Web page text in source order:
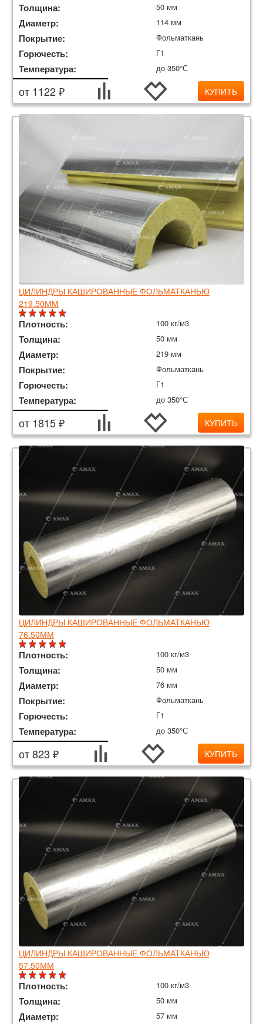
Толщина: 50 мм
Диаметр: 114 мм
Покрытие: Фольматкань
Горючесть: Г1
Температура: до 350°С
от 1122 ₽ КУПИТЬ
ЦИЛИНДРЫ КАШИРОВАННЫЕ ФОЛЬМАТКАНЬЮ
219.50ММ
Плотность: 100 кг/м3
Толщина: 50 мм
Диаметр: 219 мм
Покрытие: Фольматкань
Горючесть: Г1
Температура: до 350°С
от 1815 ₽ КУПИТЬ
ЦИЛИНДРЫ КАШИРОВАННЫЕ ФОЛЬМАТКАНЬЮ
76.50ММ
Плотность: 100 кг/м3
Толщина: 50 мм
Диаметр: 76 мм
Покрытие: Фольматкань
Горючесть: Г1
Температура: до 350°С
от 823 ₽ КУПИТЬ
ЦИЛИНДРЫ КАШИРОВАННЫЕ ФОЛЬМАТКАНЬЮ
57.50ММ
Плотность: 100 кг/м3
Толщина: 50 мм
Диаметр: 57 мм